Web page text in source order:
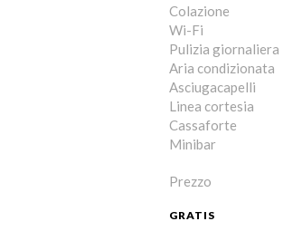
Colazione
Wi-Fi
Pulizia giornaliera
Aria condizionata
Asciugacapelli
Linea cortesia
Cassaforte
Minibar
Prezzo
GRATIS